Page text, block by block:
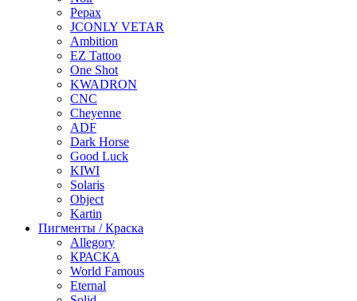
Pepax
JCONLY VETAR
Ambition
EZ Tattoo
One Shot
KWADRON
CNC
Cheyenne
ADF
Dark Horse
Good Luck
KIWI
Solaris
Object
Kartin
Пигменты / Краска
Allegory
КРАСКА
World Famous
Eternal